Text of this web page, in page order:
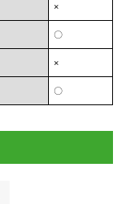
×
〇
×
〇